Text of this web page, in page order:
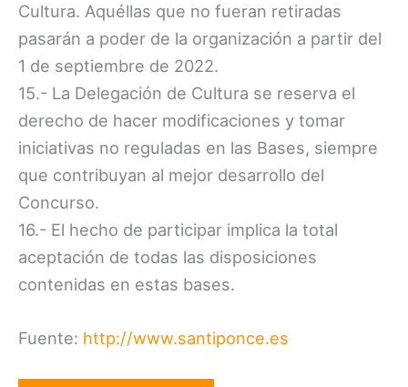
Cultura. Aquéllas que no fueran retiradas
pasarán a poder de la organización a partir del
1 de septiembre de 2022.
15.- La Delegación de Cultura se reserva el
derecho de hacer modificaciones y tomar
iniciativas no reguladas en las Bases, siempre
que contribuyan al mejor desarrollo del
Concurso.
16.- El hecho de participar implica la total
aceptación de todas las disposiciones
contenidas en estas bases.
Fuente: http://www.santiponce.es